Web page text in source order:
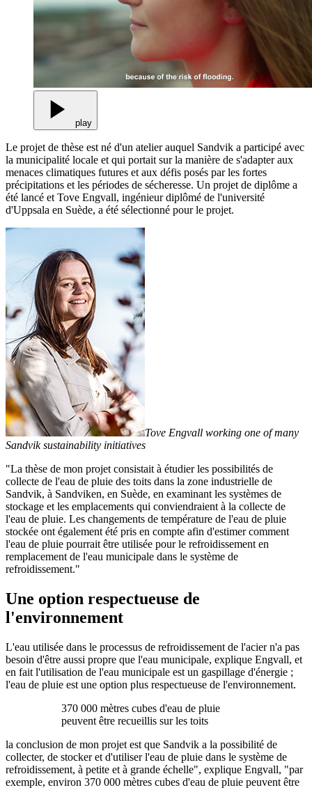
play
Le projet de thèse est né d'un atelier auquel Sandvik a participé avec
la municipalité locale et qui portait sur la manière de s'adapter aux
menaces climatiques futures et aux défis posés par les fortes
précipitations et les périodes de sécheresse. Un projet de diplôme a
été lancé et Tove Engvall, ingénieur diplômé de l'université
d'Uppsala en Suède, a été sélectionné pour le projet.
Tove Engvall working one of many
Sandvik sustainability initiatives
"La thèse de mon projet consistait à étudier les possibilités de
collecte de l'eau de pluie des toits dans la zone industrielle de
Sandvik, à Sandviken, en Suède, en examinant les systèmes de
stockage et les emplacements qui conviendraient à la collecte de
l'eau de pluie. Les changements de température de l'eau de pluie
stockée ont également été pris en compte afin d'estimer comment
l'eau de pluie pourrait être utilisée pour le refroidissement en
remplacement de l'eau municipale dans le système de
refroidissement."
Une option respectueuse de
l'environnement
L'eau utilisée dans le processus de refroidissement de l'acier n'a pas
besoin d'être aussi propre que l'eau municipale, explique Engvall, et
en fait l'utilisation de l'eau municipale est un gaspillage d'énergie ;
l'eau de pluie est une option plus respectueuse de l'environnement.
370 000 mètres cubes d'eau de pluie
peuvent être recueillis sur les toits
la conclusion de mon projet est que Sandvik a la possibilité de
collecter, de stocker et d'utiliser l'eau de pluie dans le système de
refroidissement, à petite et à grande échelle", explique Engvall, "par
exemple, environ 370 000 mètres cubes d'eau de pluie peuvent être